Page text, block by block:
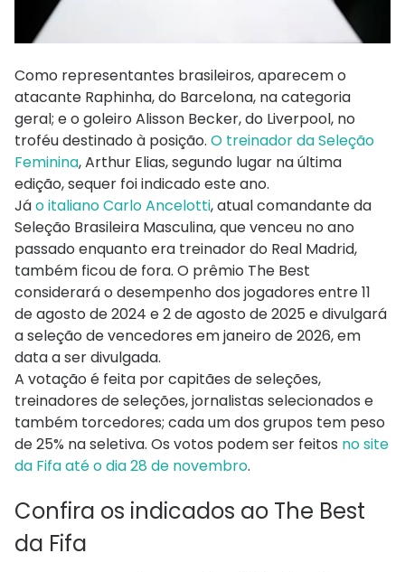
Como representantes brasileiros, aparecem o
atacante Raphinha, do Barcelona, na categoria
geral; e o goleiro Alisson Becker, do Liverpool, no
troféu destinado à posição. O treinador da Seleção
Feminina, Arthur Elias, segundo lugar na última
edição, sequer foi indicado este ano.
Jáo italiano Carlo Ancelotti, atual comandante da
Seleção Brasileira Masculina, que venceu no ano
passado enquanto era treinador do Real Madrid,
também ficou de fora. O prêmio The Best
considerará o desempenho dos jogadores entre 11
de agosto de 2024 e 2 de agosto de 2025 e divulgará
a seleção de vencedores em janeiro de 2026, em
data a ser divulgada.
A votação é feita por capitães de seleções,
treinadores de seleções, jornalistas selecionados e
também torcedores; cada um dos grupos tem peso
de 25% na seletiva. Os votos podem ser feitos no site
da Fifa até o dia 28 de novembro.
Confira os indicados ao The Best
da Fifa